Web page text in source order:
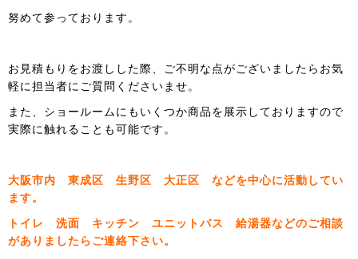
努めて参っております。
お見積もりをお渡しした際、ご不明な点がございましたらお気
軽に担当者にご質問くださいませ。
また、ショールームにもいくつか商品を展示しておりますので
実際に触れることも可能です。
大阪市内 東成区 生野区 大正区 などを中心に活動してい
ます。
トイレ 洗面 キッチン ユニットバス 給湯器などのご相談
がありましたらご連絡下さい。